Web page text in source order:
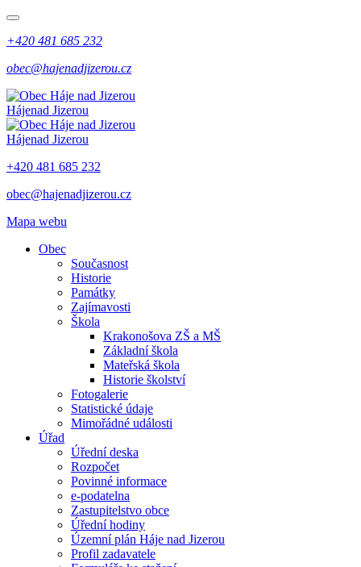
+420 481 685 232
obec@hajenadjizerou.cz
Hájenad Jizerou
Hájenad Jizerou
+420 481 685 232
obec@hajenadjizerou.cz
Mapa webu
Obec
Současnost
Historie
Památky
Zajímavosti
Škola
Krakonošova ZŠ a MŠ
Základní škola
Mateřská škola
Historie školství
Fotogalerie
Statistické údaje
Mimořádné události
Úřad
Úřední deska
Rozpočet
Povinné informace
e-podatelna
Zastupitelstvo obce
Úřední hodiny
Územní plán Háje nad Jizerou
Profil zadavatele